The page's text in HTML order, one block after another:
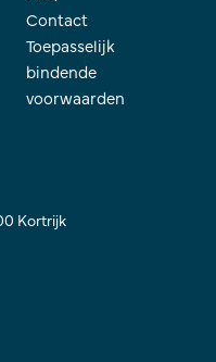
Contact
Toepasselijk
bindende
voorwaarden
Kortrijk